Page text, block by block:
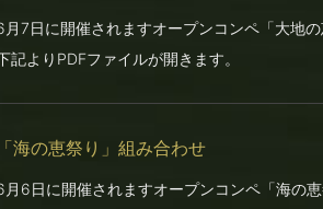
月7日に開催されますオープンコンペ「大地
記よりPDFファイルが開きます。
「海の恵祭り」組み合わせ
月6日に開催されますオープンコンペ「海の